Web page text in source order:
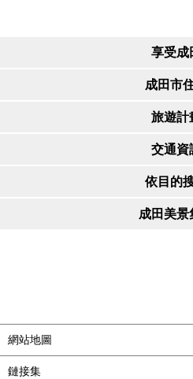
享受成
成田市
旅遊計
交通資
依目的
成田美景
網站地圖
鏈接集